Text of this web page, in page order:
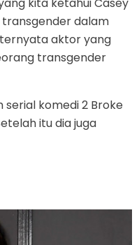
kita ketahui Casey
dalam
aktor yang
transgender
serial komedi 2 Broke
itu dia juga